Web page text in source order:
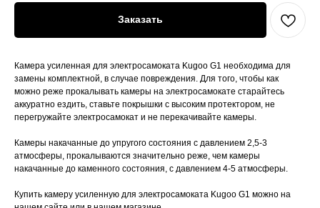
Заказать
Камера усиленная для электросамоката Kugoo G1 необходима для
замены комплектной, в случае повреждения. Для того, чтобы как
можно реже прокалывать камеры на электросамокате старайтесь
аккуратно ездить, ставьте покрышки с высоким протектором, не
перегружайте электросамокат и не перекачивайте камеры.
Камеры накачанные до упругого состояния с давлением 2,5-3
атмосферы, прокалываются значительно реже, чем камеры
накачанные до каменного состояния, с давлением 4-5 атмосферы.
Купить камеру усиленную для электросамоката Kugoo G1 можно на